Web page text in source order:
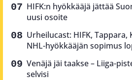
HIFK:n hyökkääjä jättää
uusi osoite
Urheilucast: HIFK, Tappara,
NHL-hyökkääjän sopimus
Venäjä jäi taakse – Liiga-
selvisi